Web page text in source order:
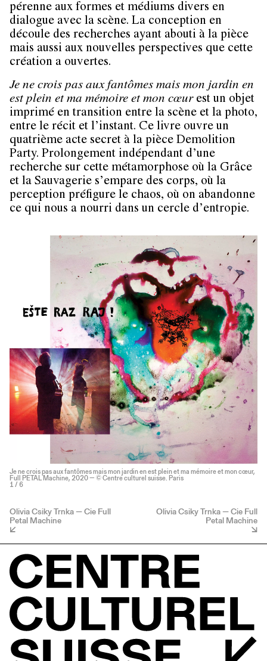
pérenne aux formes et médiums divers en
dialogue avec la scène. La conception en
découle des recherches ayant abouti à la pièce
mais aussi aux nouvelles perspectives que cette
création a ouvertes.
Je ne crois pas aux fantômes mais mon jardin en
est plein et ma mémoire et mon cœurest un objet
imprimé en transition entre la scène et la photo,
entre le récit et l’instant. Ce livre ouvre un
quatrième acte secret à la pièce Demolition
Party. Prolongement indépendant d’une
recherche sur cette métamorphose où la Grâce
et la Sauvagerie s’empare des corps, où la
perception préfigure le chaos, où on abandonne
ce qui nous a nourri dans un cercle d’entropie.
Je ne crois pas aux fantômes mais mon jardin en est plein et ma mémoire et mon cœur,
Full PETAL Machine, 2020 — © Centre culturel suisse. Paris
1 / 6
Olivia Csiky Trnka — Cie Full
Petal Machine
Olivia Csiky Trnka — Cie Full
Petal Machine